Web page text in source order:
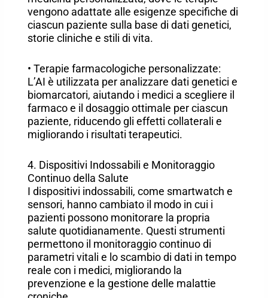
vengono adattate alle esigenze specifiche di
ciascun paziente sulla base di dati genetici,
storie cliniche e stili di vita.
• Terapie farmacologiche personalizzate:
L’AI è utilizzata per analizzare dati genetici e
biomarcatori, aiutando i medici a scegliere il
farmaco e il dosaggio ottimale per ciascun
paziente, riducendo gli effetti collaterali e
migliorando i risultati terapeutici.
4. Dispositivi Indossabili e Monitoraggio
Continuo della Salute
I dispositivi indossabili, come smartwatch e
sensori, hanno cambiato il modo in cui i
pazienti possono monitorare la propria
salute quotidianamente. Questi strumenti
permettono il monitoraggio continuo di
parametri vitali e lo scambio di dati in tempo
reale con i medici, migliorando la
prevenzione e la gestione delle malattie